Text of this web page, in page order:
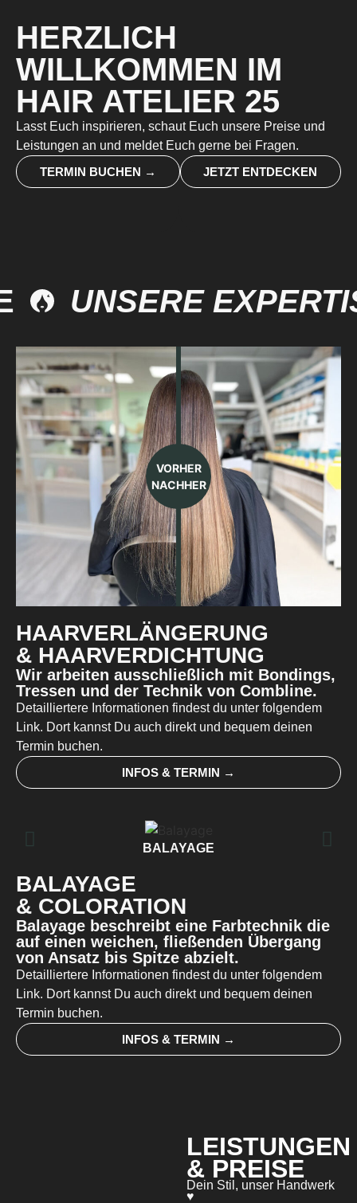
HERZLICH
WILLKOMMEN IM
HAIR ATELIER 25
Lasst Euch inspirieren, schaut Euch unsere Preise und
Leistungen an und meldet Euch gerne bei Fragen.
TERMIN BUCHEN →
JETZT ENTDECKEN
UNSERE
VORHER
NACHHER
HAARVERLÄNGERUNG
& HAARVERDICHTUNG
Wir arbeiten ausschließlich mit Bondings,
Tressen und der Technik von Combline.
Detailliertere Informationen findest du unter folgendem
Link. Dort kannst Du auch direkt und bequem deinen
Termin buchen.
INFOS & TERMIN →
BALAYAGE
& COLORATION
Balayage beschreibt eine Farbtechnik die
auf einen weichen, fließenden Übergang
von Ansatz bis Spitze abzielt.
Detailliertere Informationen findest du unter folgendem
Link. Dort kannst Du auch direkt und bequem deinen
Termin buchen.
INFOS & TERMIN →
BALAYAGE
LEISTUNGEN
& PREISE
Dein Stil, unser Handwerk
♥